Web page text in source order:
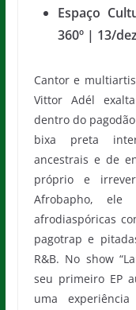
Espaço
360º | 13/
Cantor e
Vittor Adél
dentro do
bixa preta
ancestrais e de
próprio e
Afrobapho, ele
afrodiaspóricas
pagotrap e
R&B. No show
seu primeiro EP
uma